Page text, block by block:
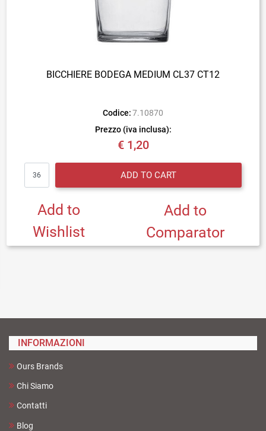
BICCHIERE BODEGA MEDIUM CL37 CT12
Codice: 7.10870
Prezzo (iva inclusa):
€ 1,20
ADD TO CART
Add to
Wishlist
Add to
Comparator
INFORMAZIONI
Ours Brands
Chi Siamo
Contatti
Blog